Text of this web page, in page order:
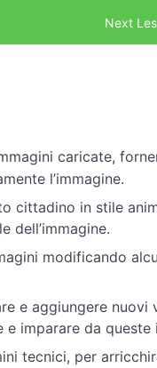
Next
caricate,
l’immagine.
cittadino in stile
dell’immagine.
modificando
e aggiungere nuovi
imparare da queste
tecnici, per